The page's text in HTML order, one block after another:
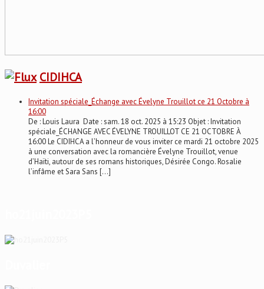
CIDIHCA
Invitation spéciale_Échange avec Évelyne Trouillot ce 21 Octobre à
16:00
De : Louis Laura Date : sam. 18 oct. 2025 à 15:23 Objet : Invitation
spéciale_ÉCHANGE AVEC ÉVELYNE TROUILLOT CE 21 OCTOBRE À
16:00 Le CIDIHCA a l’honneur de vous inviter ce mardi 21 octobre 2025
à une conversation avec la romancière Évelyne Trouillot, venue
d’Haïti, autour de ses romans historiques, Désirée Congo. Rosalie
l’infâme et Sara Sans […]